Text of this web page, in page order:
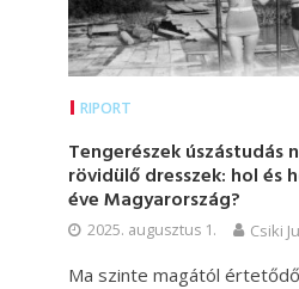
RIPORT
Tengerészek úszástudás
rövidülő dresszek: hol és
éve Magyarország?
2025. augusztus 1. Csiki
Ma szinte magától